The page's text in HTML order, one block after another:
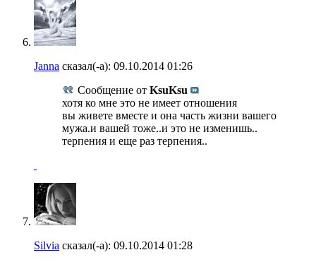
Janna сказал(-а): 09.10.2014 01:26
Сообщение от KsuKsu
хотя ко мне это не имеет отношения
вы живете вместе и она часть жизни вашего
мужа.и вашей тоже..и это не изменишь..
терпения и еще раз терпения..
Silvia сказал(-а): 09.10.2014 01:28